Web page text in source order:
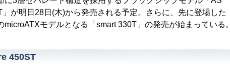
が明日28日(木)から発売される予定。さらに、先に登場した
microATXモデルとなる「smart 330T」の発売が始まっている。
450ST